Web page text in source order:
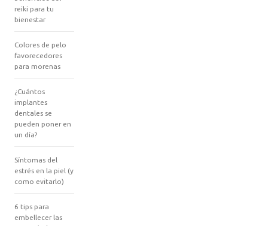
reiki para tu
bienestar
Colores de pelo
favorecedores
para morenas
¿Cuántos
implantes
dentales se
pueden poner en
un día?
Síntomas del
estrés en la piel (y
como evitarlo)
6 tips para
embellecer las